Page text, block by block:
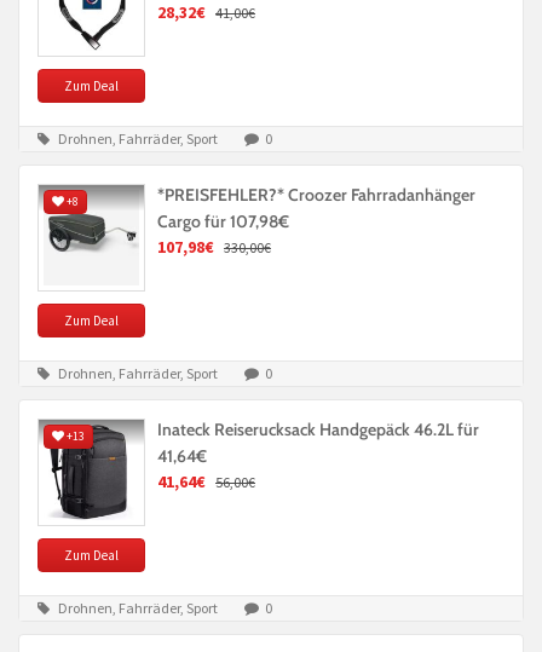
Zum Deal
28,32€ 41,00€
Drohnen, Fahrräder, Sport 0
+8
Zum Deal
*PREISFEHLER?* Croozer Fahrradanhänger
Cargo für 107,98€
107,98€ 330,00€
Drohnen, Fahrräder, Sport 0
+13
Zum Deal
Inateck Reiserucksack Handgepäck 46.2L für
41,64€
41,64€ 56,00€
Drohnen, Fahrräder, Sport 0